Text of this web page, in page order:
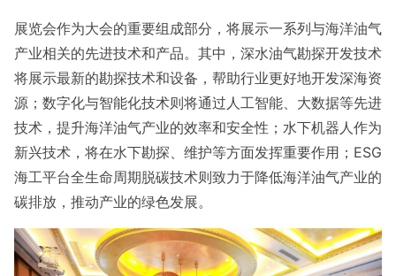
展览会作为大会的重要组成部分，将展示一系列与海洋油气
产业相关的先进技术和产品。其中，深水油气勘探开发技术
将展示最新的勘探技术和设备，帮助行业更好地开发深海资
源；数字化与智能化技术则将通过人工智能、大数据等先进
技术，提升海洋油气产业的效率和安全性；水下机器人作为
新兴技术，将在水下勘探、维护等方面发挥重要作用；ESG
海工平台全生命周期脱碳技术则致力于降低海洋油气产业的
碳排放，推动产业的绿色发展。